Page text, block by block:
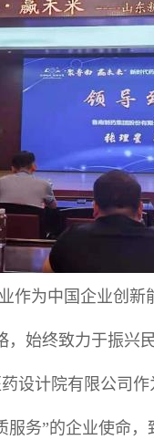
作为中国企业创
始终致力于振兴
设计院有限公司
务”的企业使命